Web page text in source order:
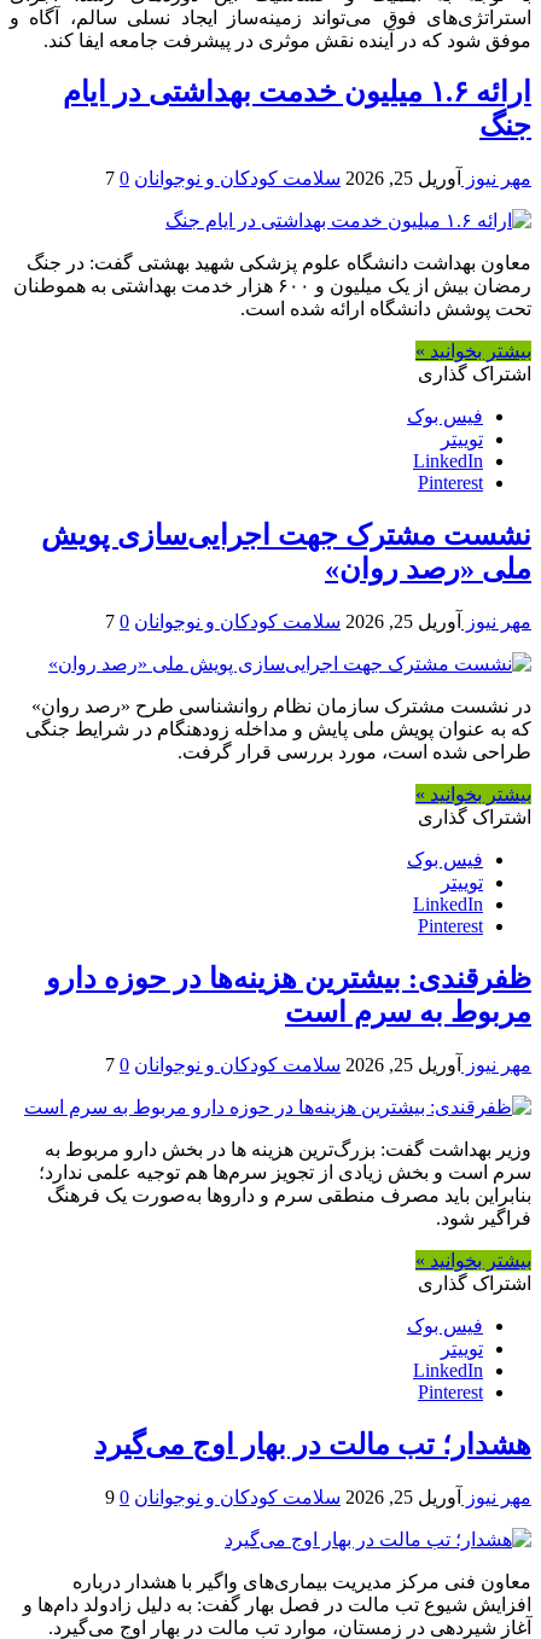
استراتژی‌های فوق می‌تواند زمینه‌ساز ایجاد نسلی سالم، آگاه و
موفق شود که در آینده نقش موثری در پیشرفت جامعه ایفا کند.
ارائه ۱.۶ میلیون خدمت بهداشتی در ایام
جنگ
مهر نیوز آوریل 25, 2026 سلامت کودکان و نوجوانان 0
7
معاون بهداشت دانشگاه علوم پزشکی شهید بهشتی گفت: در جنگ
رمضان بیش از یک میلیون و ۶۰۰ هزار خدمت بهداشتی به هموطنان
تحت پوشش دانشگاه ارائه شده است.
بیشتر بخوانید »
اشتراک گذاری
فیس بوک
توییتر
LinkedIn
Pinterest
نشست مشترک جهت اجرایی‌سازی پویش
ملی «رصد روان»
مهر نیوز آوریل 25, 2026 سلامت کودکان و نوجوانان 0
7
در نشست مشترک سازمان نظام روانشناسی طرح «رصد روان»
که به عنوان پویش ملی پایش و مداخله زودهنگام در شرایط جنگی
طراحی شده است، مورد بررسی قرار گرفت.
بیشتر بخوانید »
اشتراک گذاری
فیس بوک
توییتر
LinkedIn
Pinterest
ظفرقندی: بیشترین هزینه‌ها در حوزه دارو
مربوط به سرم است
مهر نیوز آوریل 25, 2026 سلامت کودکان و نوجوانان 0
7
وزیر بهداشت گفت: بزرگ‌ترین هزینه ها در بخش دارو مربوط به
سرم است و بخش زیادی از تجویز سرم‌ها هم توجیه علمی ندارد؛
بنابراین باید مصرف منطقی سرم و داروها به‌صورت یک فرهنگ
فراگیر شود.
بیشتر بخوانید »
اشتراک گذاری
فیس بوک
توییتر
LinkedIn
Pinterest
هشدار؛ تب مالت در بهار اوج می‌گیرد
مهر نیوز آوریل 25, 2026 سلامت کودکان و نوجوانان 0
9
معاون فنی مرکز مدیریت بیماری‌های واگیر با هشدار درباره
افزایش شیوع تب مالت در فصل بهار گفت: به دلیل زادولد دام‌ها و
آغاز شیردهی در زمستان، موارد تب مالت در بهار اوج می‌گیرد.